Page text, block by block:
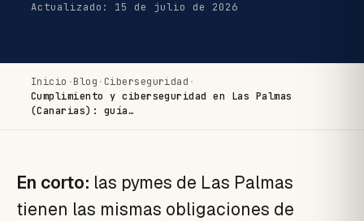
Actualizado: 15 de julio de 2026
Inicio ·Blog · Ciberseguridad ·
Cumplimiento y ciberseguridad en Las Palmas
(Canarias): guía…
En corto: las pymes de Las Palmas
tienen las mismas obligaciones de